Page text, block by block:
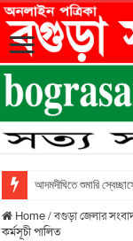
আদমদীঘিতে শুমারি
Home/বগুড়া জেলার
কর্মসূচী পালিত